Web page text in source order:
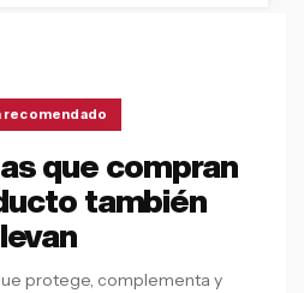
recomendado
que compran
también
protege, complementa y